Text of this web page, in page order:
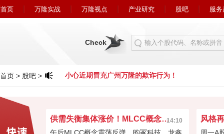
首页 万隆实战 万隆视点 产业研究 股吧 服
Check
首页 > 股吧 >
诈行为！ 小心近期冒充广州万隆的欺诈行为！
供需失衡集体涨价！MLCC概念多头拉满了？14:10